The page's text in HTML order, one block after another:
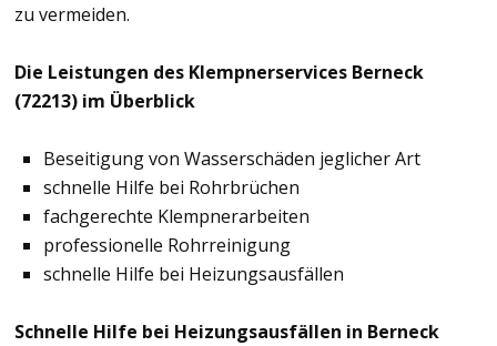
zu vermeiden.
Die Leistungen des Klempnerservices Berneck
(72213) im Überblick
Beseitigung von Wasserschäden jeglicher Art
schnelle Hilfe bei Rohrbrüchen
fachgerechte Klempnerarbeiten
professionelle Rohrreinigung
schnelle Hilfe bei Heizungsausfällen
Schnelle Hilfe bei Heizungsausfällen in Berneck